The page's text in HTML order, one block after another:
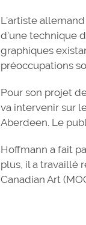
L’artiste
d’une technique
graphiques
préoccupations
Pour son projet
va intervenir sur
Aberdeen. Le
Hoffmann a fait
plus, il a travaillé
Canadian Art